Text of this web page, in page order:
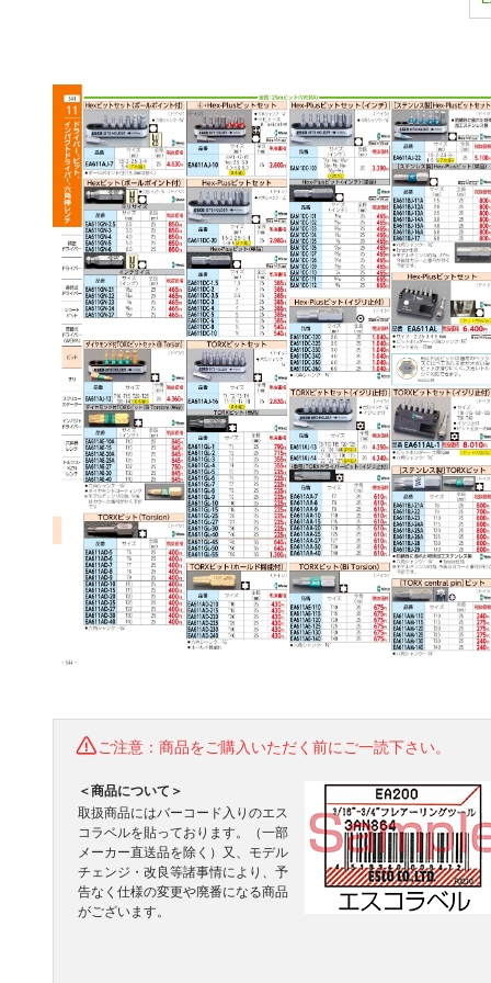
ご注意：商品をご購入いただく前にご一読下さい。
＜商品について＞
取扱商品にはバーコード入りのエス
コラベルを貼っております。（一部
メーカー直送品を除く）又、モデル
チェンジ・改良等諸事情により、予
告なく仕様の変更や廃番になる商品
がございます。